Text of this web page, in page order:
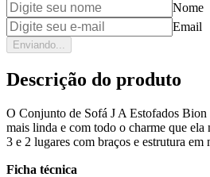
Nome
Email
Enviando...
Descrição do produto
O Conjunto de Sofá J A Estofados Bion
mais linda e com todo o charme que ela
3 e 2 lugares com braços e estrutura em
Ficha técnica